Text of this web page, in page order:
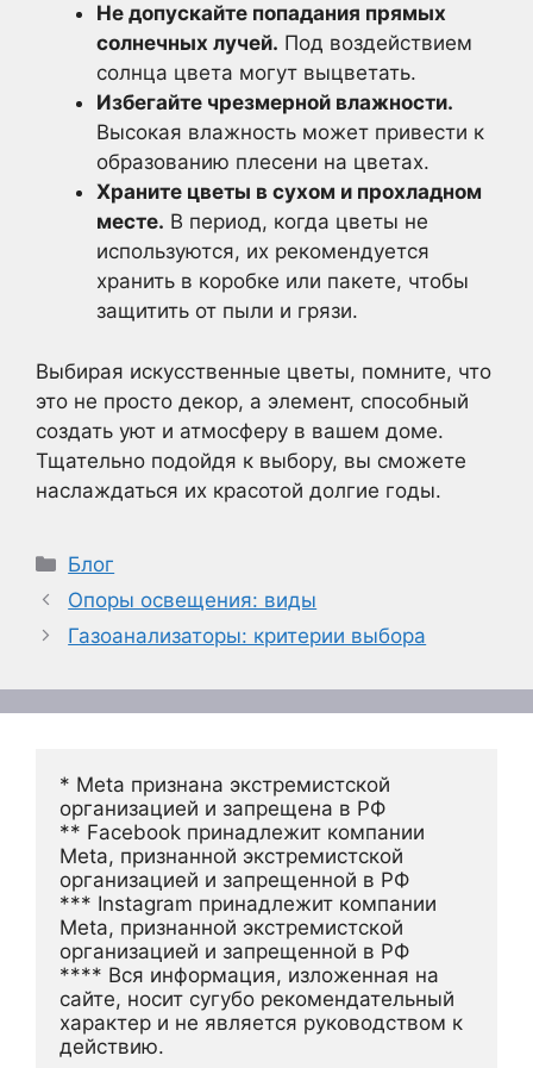
Не допускайте попадания прямых
солнечных лучей. Под воздействием
солнца цвета могут выцветать.
Избегайте чрезмерной влажности.
Высокая влажность может привести к
образованию плесени на цветах.
Храните цветы в сухом и прохладном
месте. В период, когда цветы не
используются, их рекомендуется
хранить в коробке или пакете, чтобы
защитить от пыли и грязи.
Выбирая искусственные цветы, помните, что
это не просто декор, а элемент, способный
создать уют и атмосферу в вашем доме.
Тщательно подойдя к выбору, вы сможете
наслаждаться их красотой долгие годы.
Рубрики
Блог
Опоры освещения: виды
Газоанализаторы: критерии выбора
* Meta признана экстремистской
организацией и запрещена в РФ
** Facebook принадлежит компании
Meta, признанной экстремистской
организацией и запрещенной в РФ
*** Instagram принадлежит компании
Meta, признанной экстремистской
организацией и запрещенной в РФ
**** Вся информация, изложенная на
сайте, носит сугубо рекомендательный
характер и не является руководством к
действию.